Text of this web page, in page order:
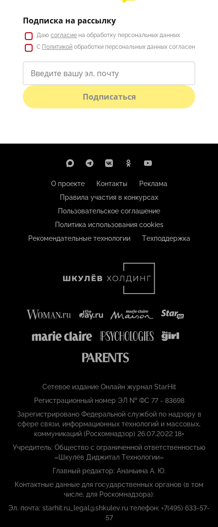
Подписка на рассылку
Даю согласие на обработку персональных данных
С Политикой обработки персональных данных согласен
Подписаться
О проекте Контакты
Реклама
Правила участия в конкурсах
Пользовательское соглашение
Политика использования cookies
Рекомендательные технологии
Техподдержка
Сетевое издание Онлайн журнал StarHit
Регистрационный номер ЭЛ № ФС 77 - 83698
Зарегистрировано Федеральной службой по надзору в
сфере связи, информационных технологий и массовых,
коммуникаций (Роскомнадзор) 26.07.2022 18+
Учредитель: Общество с ограниченной ответственностью
«Шкулёв Диджитал Технологии»
Главный редактор: Ананьина А. Ю.
Контактные данные для государственных органов (в том
числе, для Роскомнадзора):
Эл. почта: starhit.ru_legal@shkulev.ru телефон: +7(495) 633-57-
57